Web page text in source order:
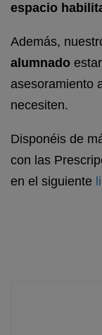
espacio
Además,
alumnado
asesoramiento
necesiten.
Disponéis de
con las
en el siguiente